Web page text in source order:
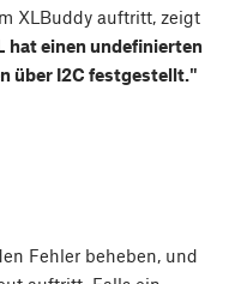
XLBuddy auftritt, zeigt
hat einen undefinierten
über I2C festgestellt."
Fehler beheben, und